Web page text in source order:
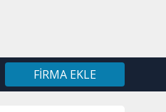
FIRMA EKLE